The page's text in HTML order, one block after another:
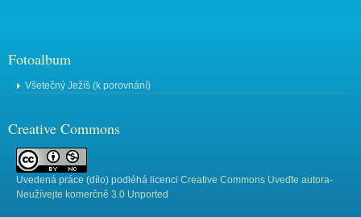
Fotoalbum
Všetečný Ježíš (k porovnání)
Creative Commons
Uvedená práce (dílo) podléhá licenci Creative Commons Uveďte autora-
Neužívejte komerčně 3.0 Unported